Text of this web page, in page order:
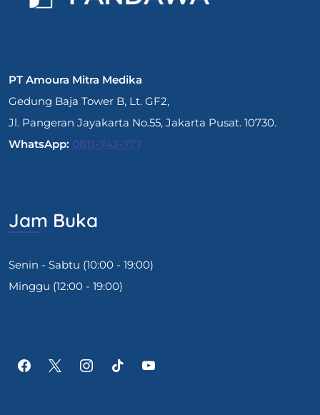
PT Amoura Mitra Medika
Gedung Baja Tower B, Lt. GF2,
Jl. Pangeran Jayakarta No.55, Jakarta Pusat. 10730.
WhatsApp: 0811-742-777
Jam Buka
Senin - Sabtu (10:00 - 19:00)
Minggu (12:00 - 19:00)